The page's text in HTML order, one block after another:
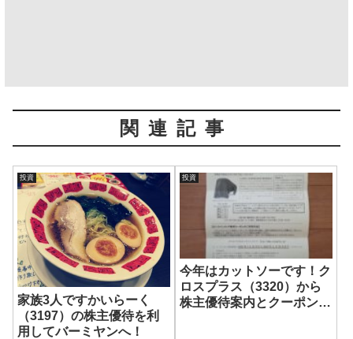
関連記事
投資
家族3人ですかいらーく
（3197）の株主優待を利
用してバーミヤンへ！
投資
今年はカットソーです！ク
ロスプラス（3320）から
株主優待案内とクーポンコ